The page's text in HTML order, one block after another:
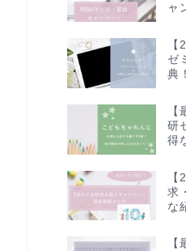
ャ
ゼ
典
研
得
求
な